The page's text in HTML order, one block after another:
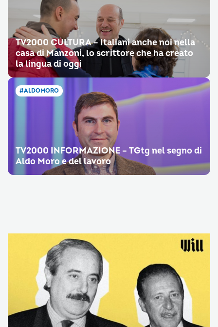
TV2000 CULTURA – Italiani anche noi nella
casa di Manzoni, lo scrittore che ha creato
la lingua di oggi
#ALDOMORO
TV2000 INFORMAZIONE – TGtg nel segno di
Aldo Moro e del lavoro